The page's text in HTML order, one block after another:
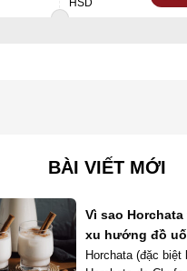
BÀI VIẾT MỚI
Vì sao
xu hướng đồ
năm 2026?
Horchata (đặc biệt